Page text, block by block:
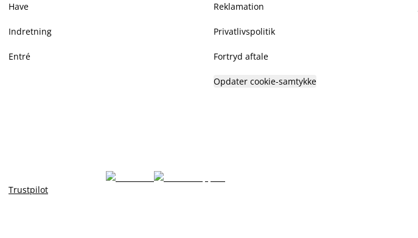
Have
Indretning
Entré
Reklamation
Privatlivspolitik
Fortryd aftale
Opdater cookie-samtykke
Trustpilot